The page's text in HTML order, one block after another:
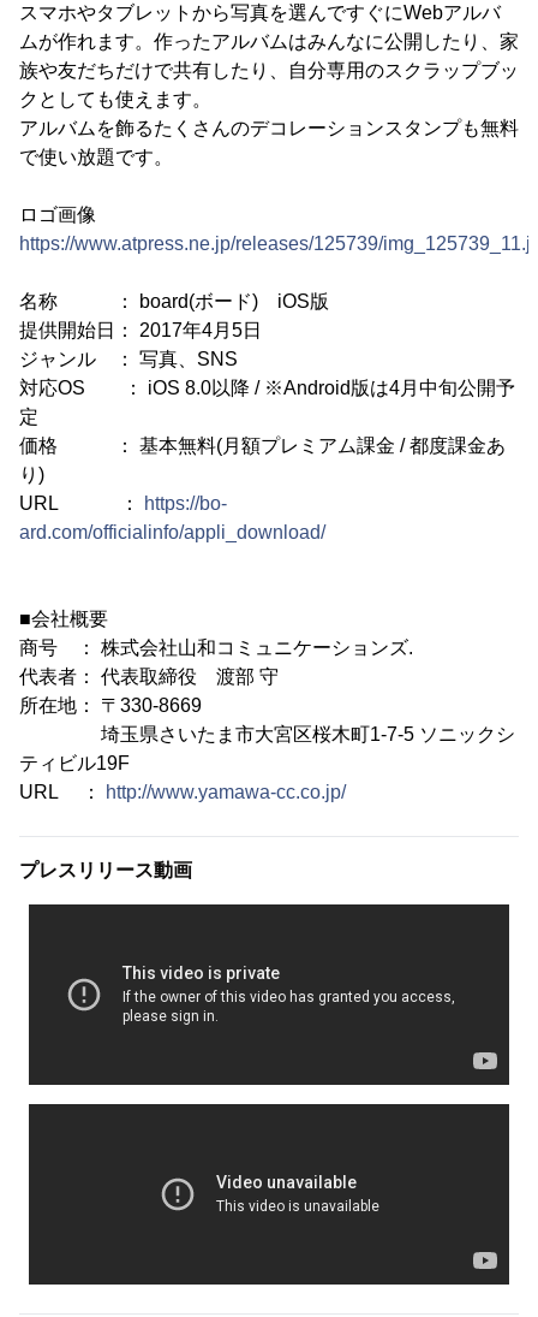
スマホやタブレットから写真を選んですぐにWebアルバ
ムが作れます。作ったアルバムはみんなに公開したり、家
族や友だちだけで共有したり、自分専用のスクラップブッ
クとしても使えます。
アルバムを飾るたくさんのデコレーションスタンプも無料
で使い放題です。
ロゴ画像
https://www.atpress.ne.jp/releases/125739/
名称 ： board(ボード) iOS版
提供開始日： 2017年4月5日
ジャンル ： 写真、SNS
対応OS ： iOS 8.0以降 / ※Android版は4月中旬公開予
定
価格 ： 基本無料(月額プレミアム課金 / 都度課金あ
り)
URL ：
https://bo-
ard.com/officialinfo/appli_download/
■会社概要
商号 ： 株式会社山和コミュニケーションズ.
代表者： 代表取締役 渡部 守
所在地： 〒330-8669
埼玉県さいたま市大宮区桜木町1-7-5 ソニックシ
ティビル19F
URL ：
http://www.yamawa-cc.co.jp/
プレスリリース動画